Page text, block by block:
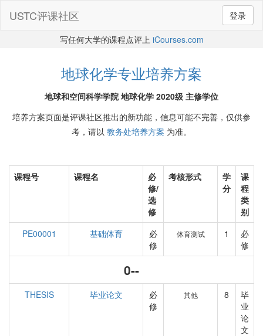
登录
USTC评课社区
写任何大学的课程点评上 iCourses.com
地球化学专业培养方案
地球和空间科学学院 地球化学 2020级 主修学位
培养方案页面是评课社区推出的新功能，信息可能不完善，仅供参
考，请以 教务处培养方案 为准。
课程号 课程名
必
修/
选
修
考核形式
学
分
课
程
类
别
PE00001
基础体育
必
修
体育测试 1
必
修
0--
THESIS 毕业论文
必
修
其他 8
毕
业
论
文